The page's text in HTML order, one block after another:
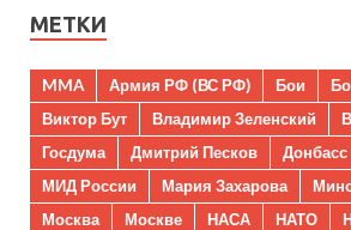
МЕТКИ
MMA Армия РФ (ВС РФ) Бои
Виктор Бут
Владимир Зеленский
Госдума
Дмитрий Песков Донбасс
МИД России
Мария Захарова
Москва
Москве НАСА НАТО